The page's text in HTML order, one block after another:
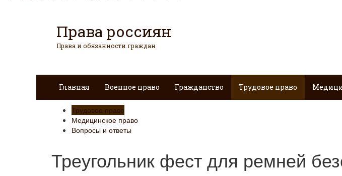
Права россиян
Права и обязанности граждан
Главная Военное право Гражданство Трудовое право
Трудовое право
Медицинское право
Вопросы и ответы
Треугольник фест для ремней